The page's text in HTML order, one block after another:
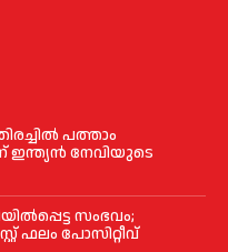
പത്താം
ഇന്ത്യൻ നേവിയുടെ
സംഭവം;
ഫലം പോസിറ്റീവ്